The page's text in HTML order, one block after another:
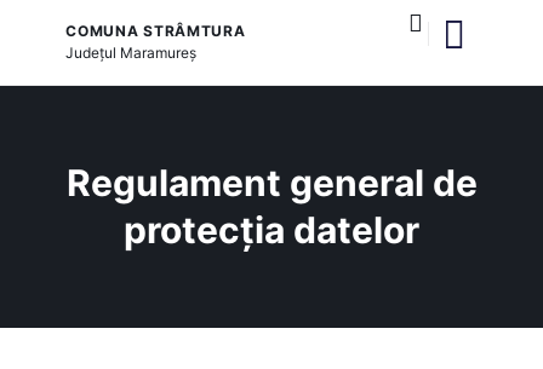
COMUNA STRÂMTURA
Județul Maramureș
Regulament general de
protecția datelor